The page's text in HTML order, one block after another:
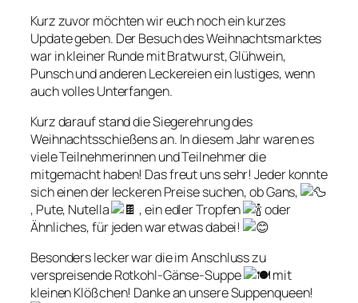
Kurz zuvor möchten wir euch noch ein kurzes
Update geben. Der Besuch des Weihnachtsmarktes
war in kleiner Runde mit Bratwurst, Glühwein,
Punsch und anderen Leckereien ein lustiges, wenn
auch volles Unterfangen.
Kurz darauf stand die Siegerehrung des
Weihnachtsschießens an. In diesem Jahr waren es
viele Teilnehmerinnen und Teilnehmer die
mitgemacht haben! Das freut uns sehr! Jeder konnte
sich einen der leckeren Preise suchen, ob Gans,
, Pute, Nutella
, ein edler Tropfen
oder
Ähnliches, für jeden war etwas dabei!
Besonders lecker war die im Anschluss zu
verspreisende Rotkohl-Gänse-Suppe
mit
kleinen Klößchen! Danke an unsere Suppenqueen!